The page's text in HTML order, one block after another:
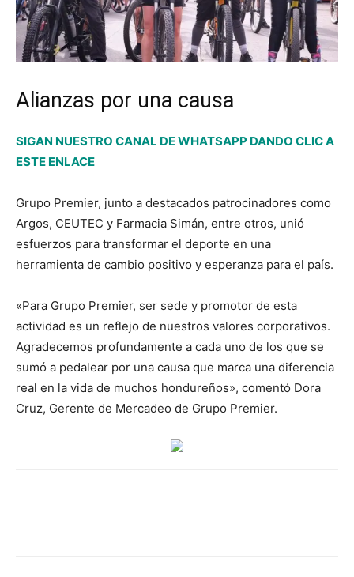
Alianzas por una causa
SIGAN NUESTRO CANAL DE WHATSAPP DANDO CLIC A
ESTE ENLACE
Grupo Premier, junto a destacados patrocinadores como
Argos, CEUTEC y Farmacia Simán, entre otros, unió
esfuerzos para transformar el deporte en una
herramienta de cambio positivo y esperanza para el país.
«Para Grupo Premier, ser sede y promotor de esta
actividad es un reflejo de nuestros valores corporativos.
Agradecemos profundamente a cada uno de los que se
sumó a pedalear por una causa que marca una diferencia
real en la vida de muchos hondureños», comentó Dora
Cruz, Gerente de Mercadeo de Grupo Premier.